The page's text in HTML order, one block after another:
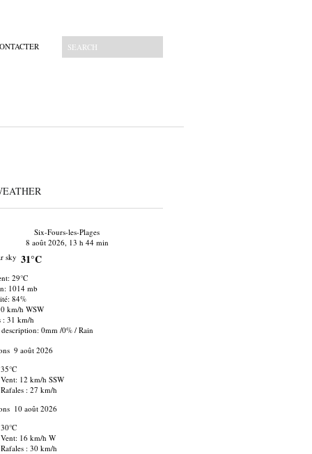
Six-Fours-les-Plages
8 août 2026, 13 h 44 min
31°C
29°C
1014 mb
84%
km/h WSW
: 31 km/h
0mm/0%/ Rain
9 août 2026
35°C
Vent: 12 km/h SSW
Rafales : 27 km/h
10 août 2026
30°C
Vent: 16 km/h W
Rafales : 30 km/h